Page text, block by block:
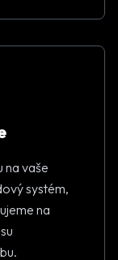
na vaše
systém,
na